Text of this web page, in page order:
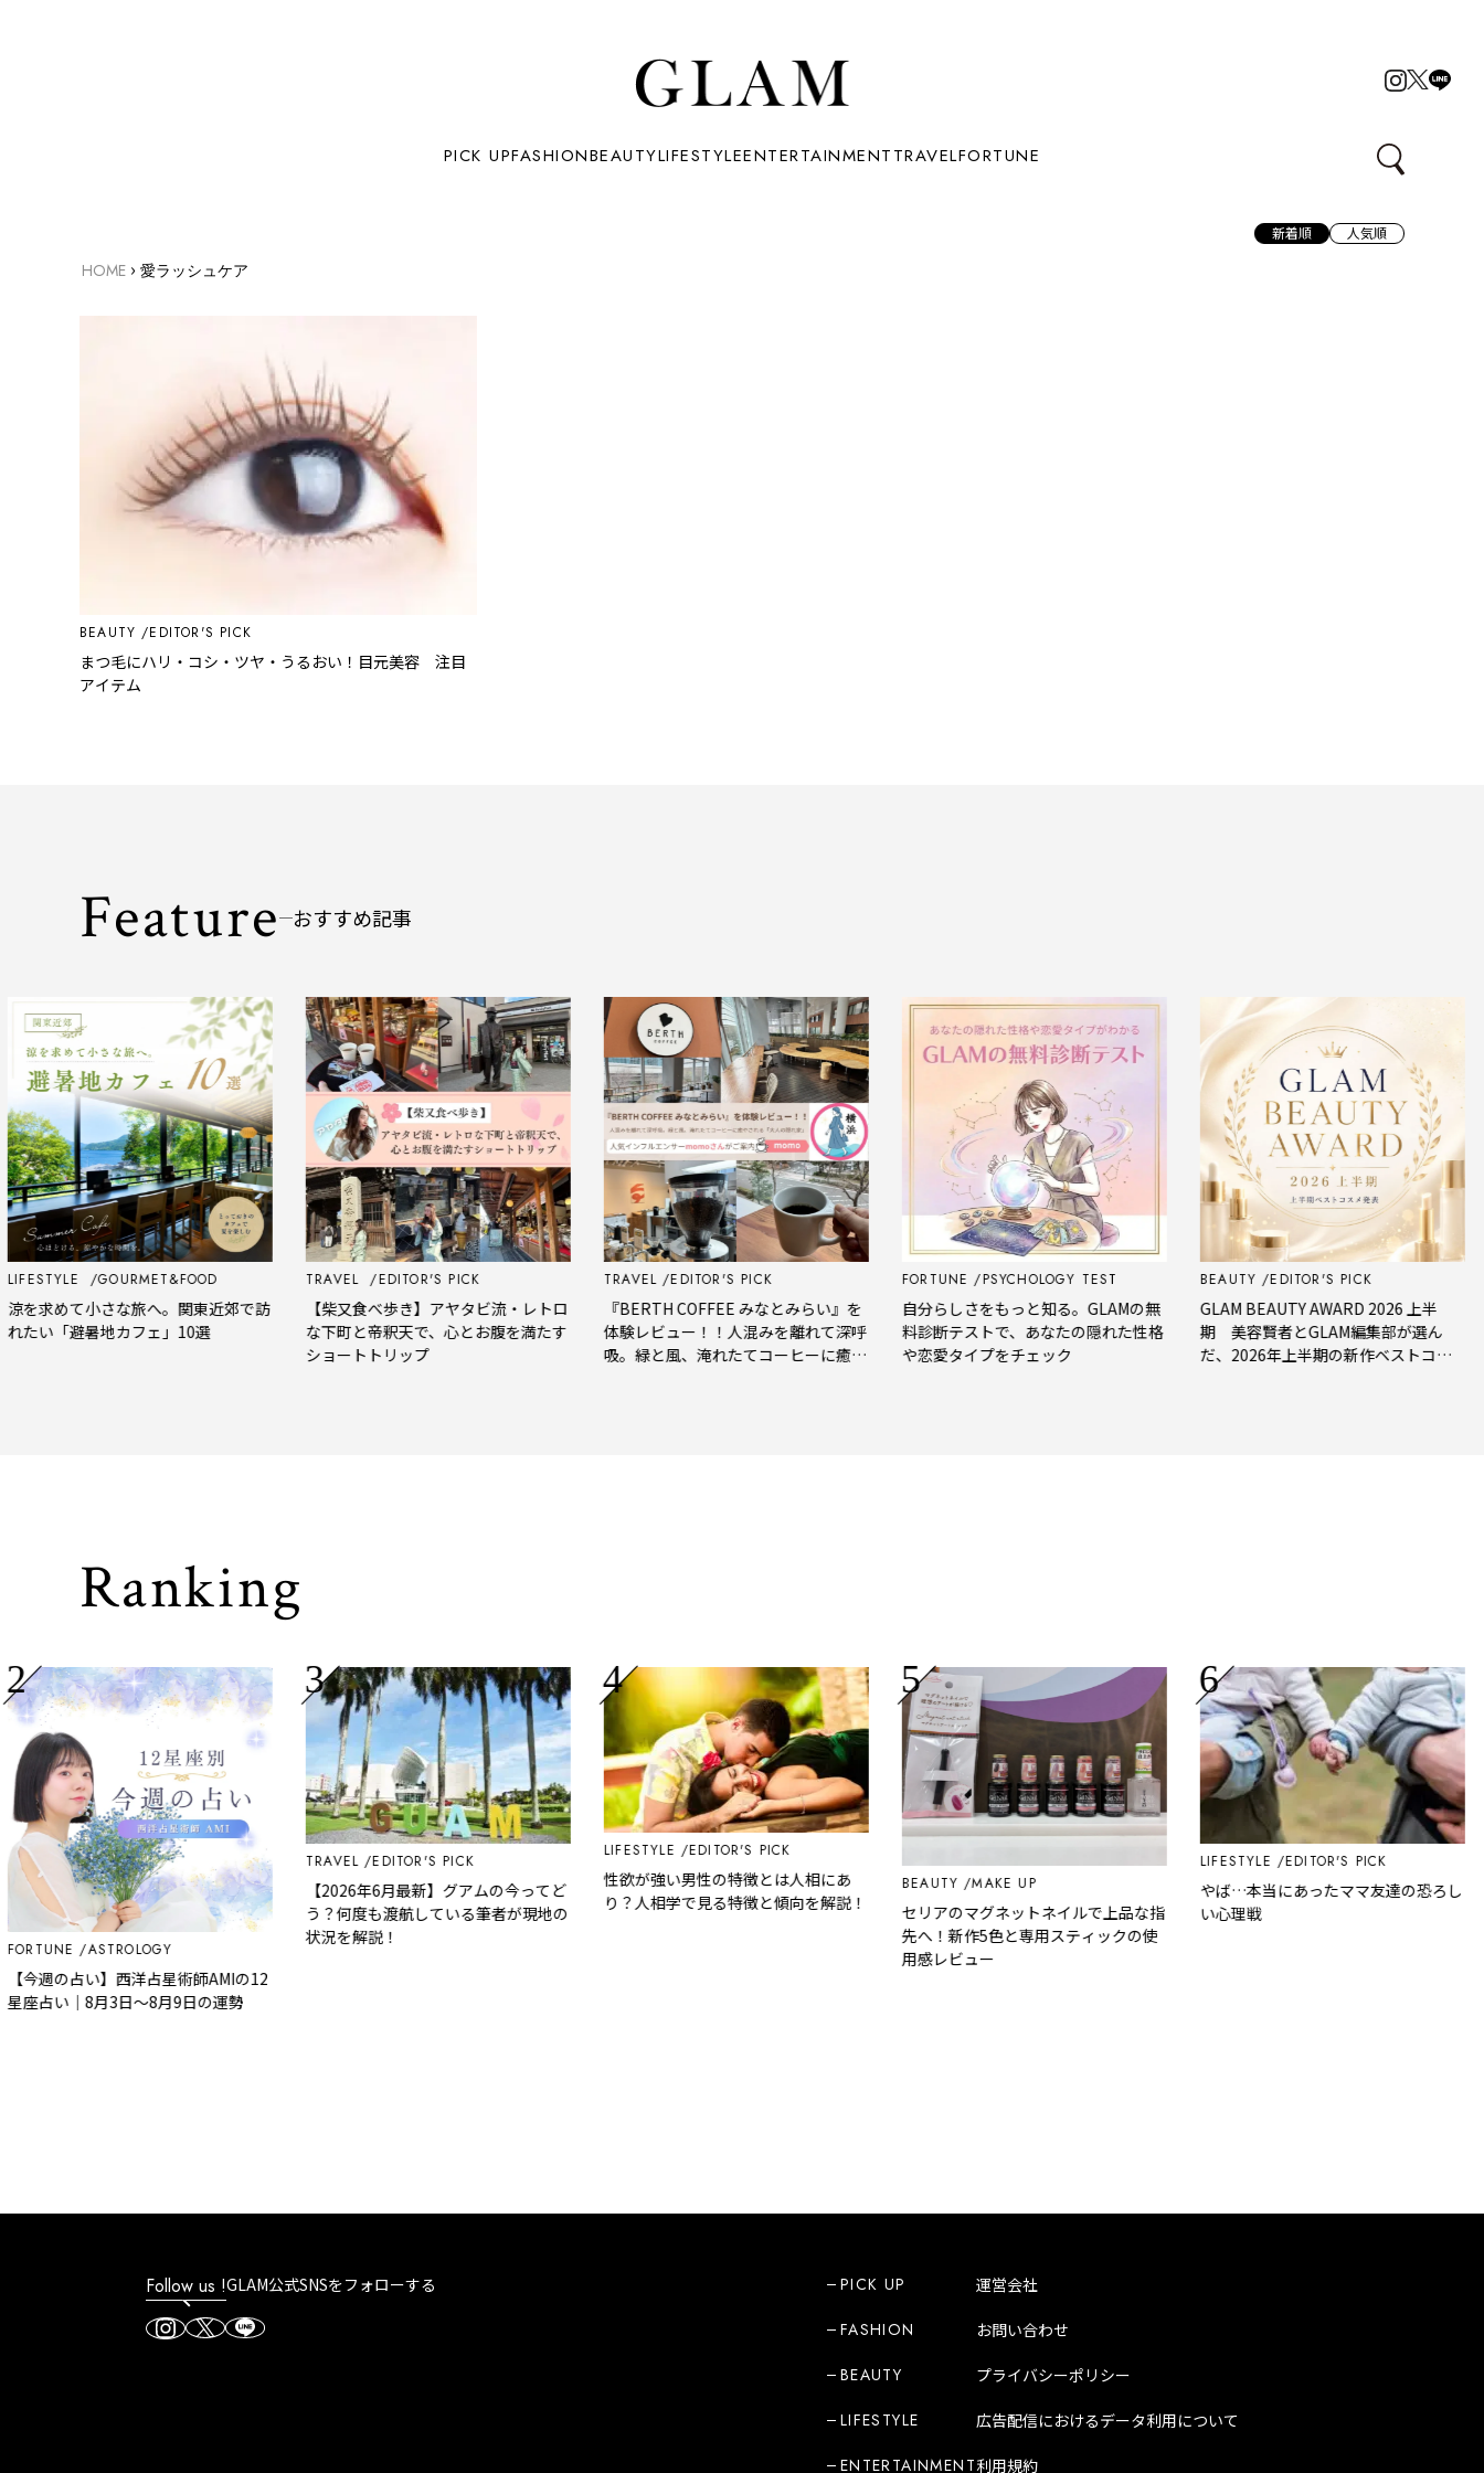
PICK UPFASHIONBEAUTYLIFESTYLEENTERTAINMENTTRAVELFORTUNE
新着順 人気順
HOME › 愛ラッシュケア
BEAUTY EDITOR'S PICK
まつ毛にハリ・コシ・ツヤ・うるおい！目元美容 注目
アイテム
Feature おすすめ記事
GOURMET&FOOD
求めて小さな旅へ。関東近郊で訪
い「避暑地カフェ」10選
TRAVEL EDITOR'S PICK
【柴又食べ歩き】アヤタビ流・レトロ
な下町と帝釈天で、心とお腹を満たす
ショートトリップ
TRAVEL EDITOR'S PICK
『BERTH COFFEE みなとみらい』を
体験レビュー！！人混みを離れて深呼
吸。緑と風、淹れたてコーヒーに癒や
FORTUNE PSYCHOLOGY TEST
自分らしさをもっと知る。GLAMの無
料診断テストで、あなたの隠れた性格
や恋愛タイプをチェック
BEAUTY EDITOR'S PICK
GLAM BEAUTY AWARD 2026 上半
期 美容賢者とGLAM編集部が選ん
だ、2026年上半期の新作ベストコス
Ranking
ASTROLOGY
週の占い】西洋占星術師AMIの12
占い｜8月3日～8月9日の運勢
TRAVEL EDITOR'S PICK
【2026年6月最新】グアムの今ってど
う？何度も渡航している筆者が現地の
状況を解説！
LIFESTYLE EDITOR'S PICK
性欲が強い男性の特徴とは人相にあ
り？人相学で見る特徴と傾向を解説！
BEAUTY MAKE UP
セリアのマグネットネイルで上品な指
先へ！新作5色と専用スティックの使
用感レビュー
LIFESTYLE EDITOR'S PICK
やば…本当にあったママ友達の恐ろし
い心理戦
Follow us !GLAM公式SNSをフォローする PICK UP
FASHION
BEAUTY
LIFESTYLE
ENTERTAINMENT
運営会社
お問い合わせ
プライバシーポリシー
広告配信におけるデータ利用について
利用規約